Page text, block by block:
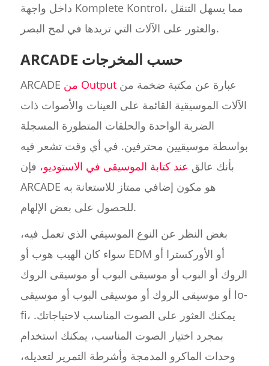
داخل واجهة Komplete Kontrol، مما يسهل التنقل
والعثور على الآلات التي تريدها في لمح البصر.
ARCADE حسب المخرجات
ARCADE من Outputعبارة عن مكتبة ضخمة من
الآلات الموسيقية القائمة على العينات والأصوات ذات
الضربة الواحدة والحلقات المتطورة المسجلة
بواسطة موسيقيين محترفين. في أي وقت تشعر فيه
بأنك عالق عند كتابة الموسيقى في الاستوديو، فإن
ARCADE هو مكون إضافي ممتاز للاستعانة به
للحصول على بعض الإلهام.
بغض النظر عن النوع الموسيقي الذي تعمل فيه،
سواء كان الهيب هوب أو EDM أو الأوركسترا أو
الروك أو البوب أو موسيقى البوب أو موسيقى الروك
أو موسيقى الروك أو موسيقى البوب أو موسيقى lo-
fi، يمكنك العثور على الصوت المناسب لاحتياجاتك.
بمجرد اختيار الصوت المناسب، يمكنك استخدام
وحدات الماكرو المدمجة وأشرطة التمرير لتعديله،